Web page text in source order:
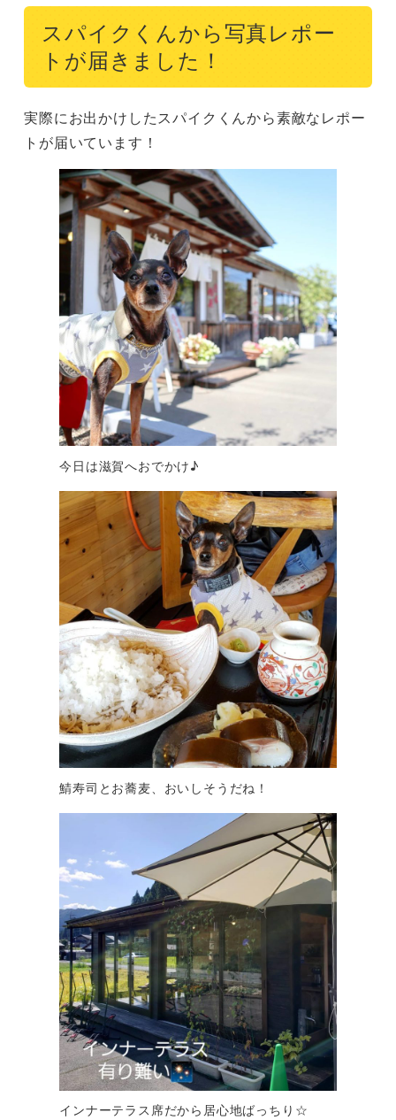
スパイクくんから写真レポー
トが届きました！
実際にお出かけしたスパイクくんから素敵なレポー
トが届いています！
今日は滋賀へおでかけ♪
鯖寿司とお蕎麦、おいしそうだね！
インナーテラス席だから居心地ばっちり☆